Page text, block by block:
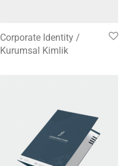
Corporate Identity /
Kurumsal Kimlik